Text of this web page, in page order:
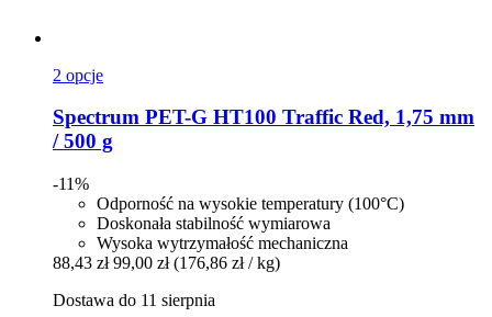
2 opcje
Spectrum PET-​G HT100 Traffic Red, 1,75 mm
/ 500 g
-11%
Odporność na wysokie temperatury (100°C)
Doskonała stabilność wymiarowa
Wysoka wytrzymałość mechaniczna
88,43 zł 99,00 zł (176,86 zł / kg)
Dostawa do 11 sierpnia